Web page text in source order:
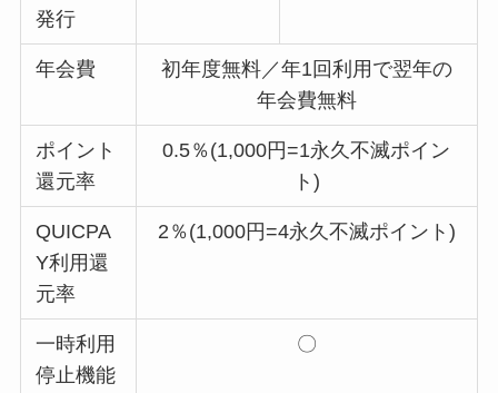
発行
年会費
初年度無料／年1回利用で翌年の
年会費無料
ポイント
還元率
0.5％(1,000円=1永久不滅ポイン
ト)
QUICPA
Y利用還
元率
2％(1,000円=4永久不滅ポイント)
一時利用
停止機能
〇